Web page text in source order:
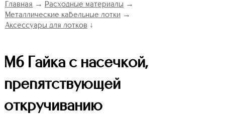
Главная → Расходные материалы →
Металлические кабельные лотки →
Аксессуары для лотков ↓
М6 Гайка с насечкой,
препятствующей
откручиванию